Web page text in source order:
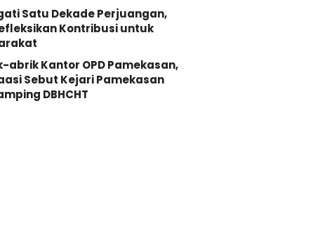
Satu Dekade Perjuangan,
Kontribusi untuk
abrik Kantor OPD Pamekasan,
Sebut Kejari Pamekasan
DBHCHT